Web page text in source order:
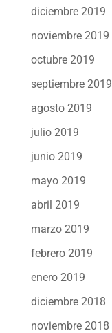
diciembre 2019
noviembre 2019
octubre 2019
septiembre 2019
agosto 2019
julio 2019
junio 2019
mayo 2019
abril 2019
marzo 2019
febrero 2019
enero 2019
diciembre 2018
noviembre 2018